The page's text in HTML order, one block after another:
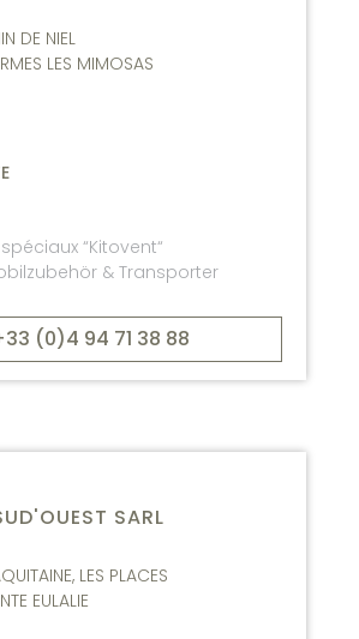
DE NIEL
LES MIMOSAS
“Kitovent“
& Transporter
(0)4 94 71 38 88
SARL
LES PLACES
EULALIE